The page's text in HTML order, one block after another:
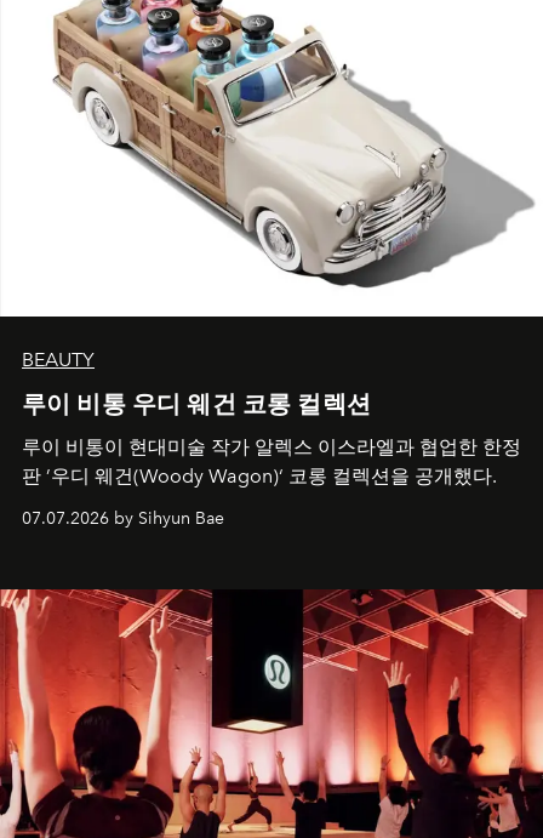
BEAUTY
루이 비통 우디 웨건 코롱 컬렉션
루이 비통이 현대미술 작가 알렉스 이스라엘과 협업한 한정
판 ’우디 웨건(Woody Wagon)‘ 코롱 컬렉션을 공개했다.
07.07.2026 by Sihyun Bae